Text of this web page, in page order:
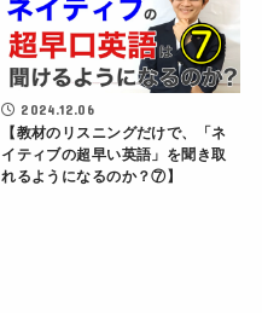
2024.12.06
【教材のリスニングだけで、「ネ
イティブの超早い英語」を聞き取
れるようになるのか？⑦】